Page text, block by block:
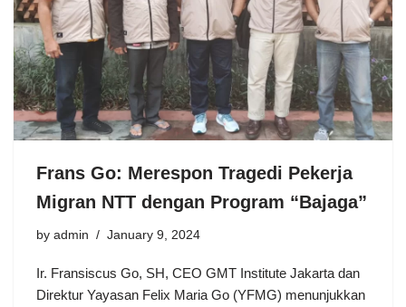
Frans Go: Merespon Tragedi Pekerja
Migran NTT dengan Program “Bajaga”
by admin January 9, 2024
Ir. Fransiscus Go, SH, CEO GMT Institute Jakarta dan
Direktur Yayasan Felix Maria Go (YFMG) menunjukkan